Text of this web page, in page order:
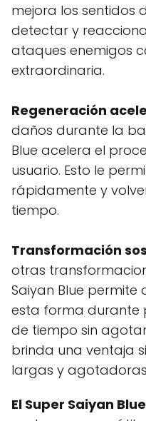
mejora los sentidos
detectar y
ataques enemigos
extraordinaria.
Regeneración
daños durante la
Blue acelera el
usuario. Esto le
rápidamente y
tiempo.
Transformación
otras
Saiyan Blue permite
esta forma durante
de tiempo sin
brinda una ventaja
largas y
El Super Saiyan Blue